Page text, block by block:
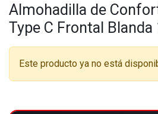
Almohadilla de
Type C Frontal Blanda
Este producto ya no está